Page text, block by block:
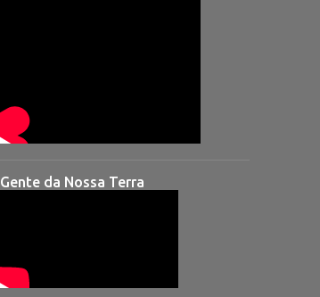
Gente da Nossa Terra